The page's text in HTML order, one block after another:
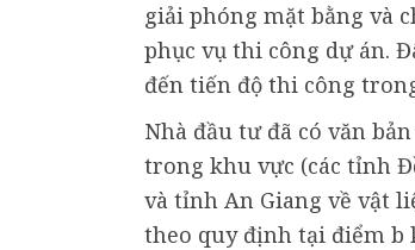
giải phóng mặt bằng và
phục vụ thi công dự án.
đến tiến độ thi công
Nhà đầu tư đã có văn
trong khu vực (các tỉnh
và tỉnh An Giang về vật
theo quy định tại điểm b